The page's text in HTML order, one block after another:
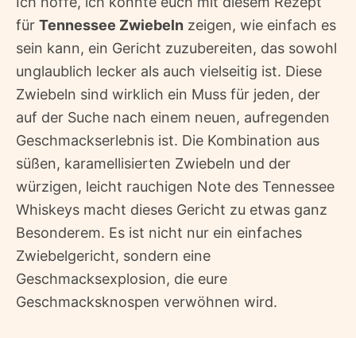
für Tennessee Zwiebeln zeigen, wie einfach es
sein kann, ein Gericht zuzubereiten, das sowohl
unglaublich lecker als auch vielseitig ist. Diese
Zwiebeln sind wirklich ein Muss für jeden, der
auf der Suche nach einem neuen, aufregenden
Geschmackserlebnis ist. Die Kombination aus
süßen, karamellisierten Zwiebeln und der
würzigen, leicht rauchigen Note des Tennessee
Whiskeys macht dieses Gericht zu etwas ganz
Besonderem. Es ist nicht nur ein einfaches
Zwiebelgericht, sondern eine
Geschmacksexplosion, die eure
Geschmacksknospen verwöhnen wird.